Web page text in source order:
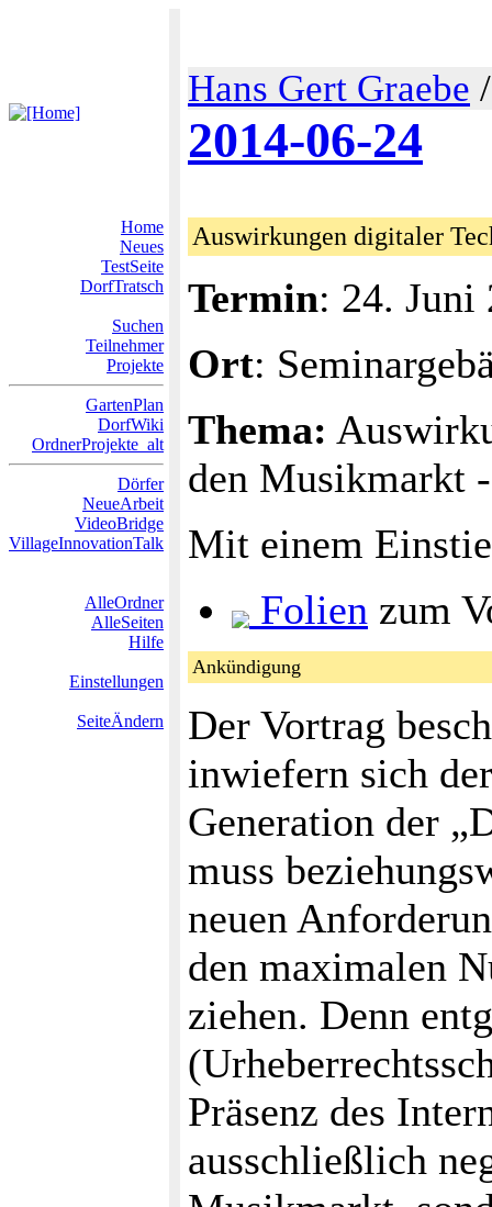
Hans Gert Graebe
2014-06-24
Home
Neues
TestSeite
DorfTratsch
Suchen
Teilnehmer
Projekte
GartenPlan
DorfWiki
OrdnerProjekte_alt
Dörfer
NeueArbeit
VideoBridge
VillageInnovationTalk
AlleOrdner
AlleSeiten
Hilfe
Einstellungen
SeiteÄndern
Auswirkungen digitaler
Termin: 24. Juni
Ort:
Thema:
den Musikmarkt
Mit einem
Folien zum
Ankündigung
Der Vortrag
inwiefern sich
Generation der
muss
neuen
den maximalen
ziehen. Denn
Präsenz des
ausschließlich